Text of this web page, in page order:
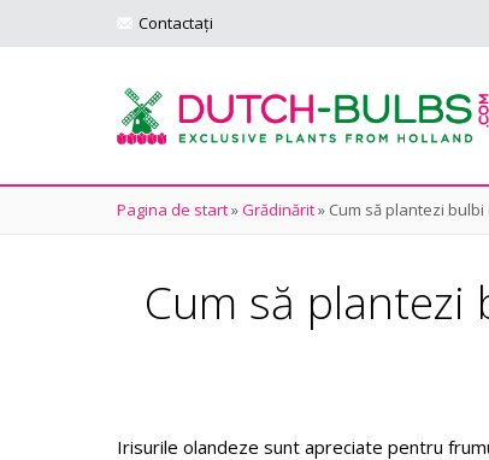
Contactați
Pagina de start»Grădinărit» Cum să plantezi
Cum să
Irisurile olandeze sunt apreciate pentru